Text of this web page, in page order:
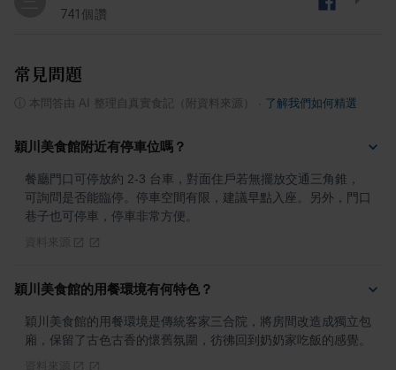
741 個讚
常見問題
本問答由 AI 整理自真實食記（附資料來源） 了解我們如何精選
穎川美食館附近有停車位嗎？
餐廳門口可停放約 2-3 台車，對面住戶若無擺放交通三角錐，
可詢問是否能臨停。停車空間有限，建議早點入座。另外，門口
巷子也可停車，停車非常方便。
穎川美食館的用餐環境有何特色？
穎川美食館的用餐環境是傳統客家三合院，將房間改造成獨立包
廂，保留了古色古香的懷舊氛圍，彷彿回到奶奶家吃飯的感覺。